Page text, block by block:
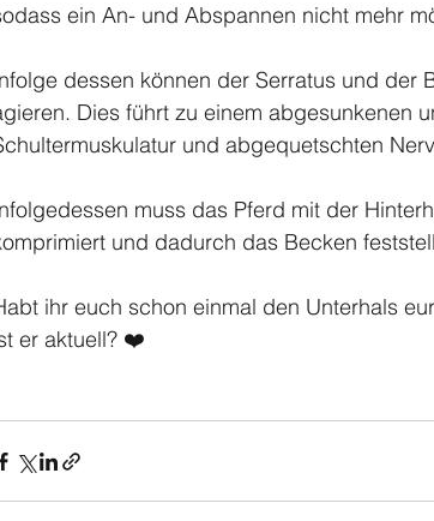
ein An- und Abspannen nicht mehr
dessen können der Serratus und der
Dies führt zu einem abgesunkenen
und abgequetschten
muss das Pferd mit der
und dadurch das Becken
ihr euch schon einmal den Unterhals
er aktuell? ❤️